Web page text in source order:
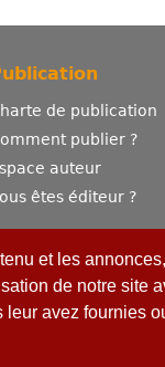
et les
de notre site
avez fournies
de publication
publier ?
auteur
êtes éditeur ?